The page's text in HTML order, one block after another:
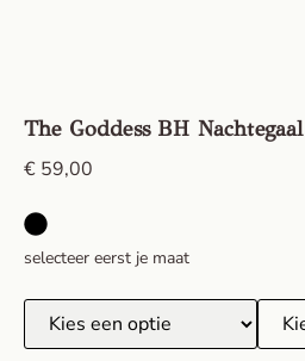
The Goddess BH Nachtegaal
€ 59,00
selecteer eerst je maat